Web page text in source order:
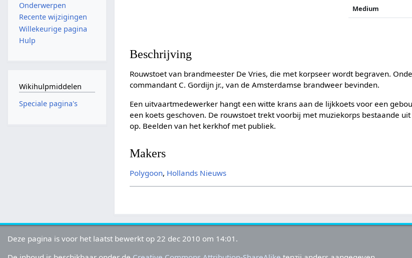
Medium
Beschrijving
Rouwstoet van brandmeester De Vries, die met korpseer wordt begraven.
commandant C. Gordijn jr., van de Amsterdamse brandweer bevinden.
Een uitvaartmedewerker hangt een witte krans aan de lijkkoets voor een
een koets geschoven. De rouwstoet trekt voorbij met muziekorps bestaande
op. Beelden van het kerkhof met publiek.
Makers
Polygoon, Hollands Nieuws
Onderwerpen
Recente wijzigingen
Willekeurige pagina
Hulp
Wikihulpmiddelen
Speciale pagina's
Deze pagina is voor het laatst bewerkt op 22 dec 2010 om 14:01.